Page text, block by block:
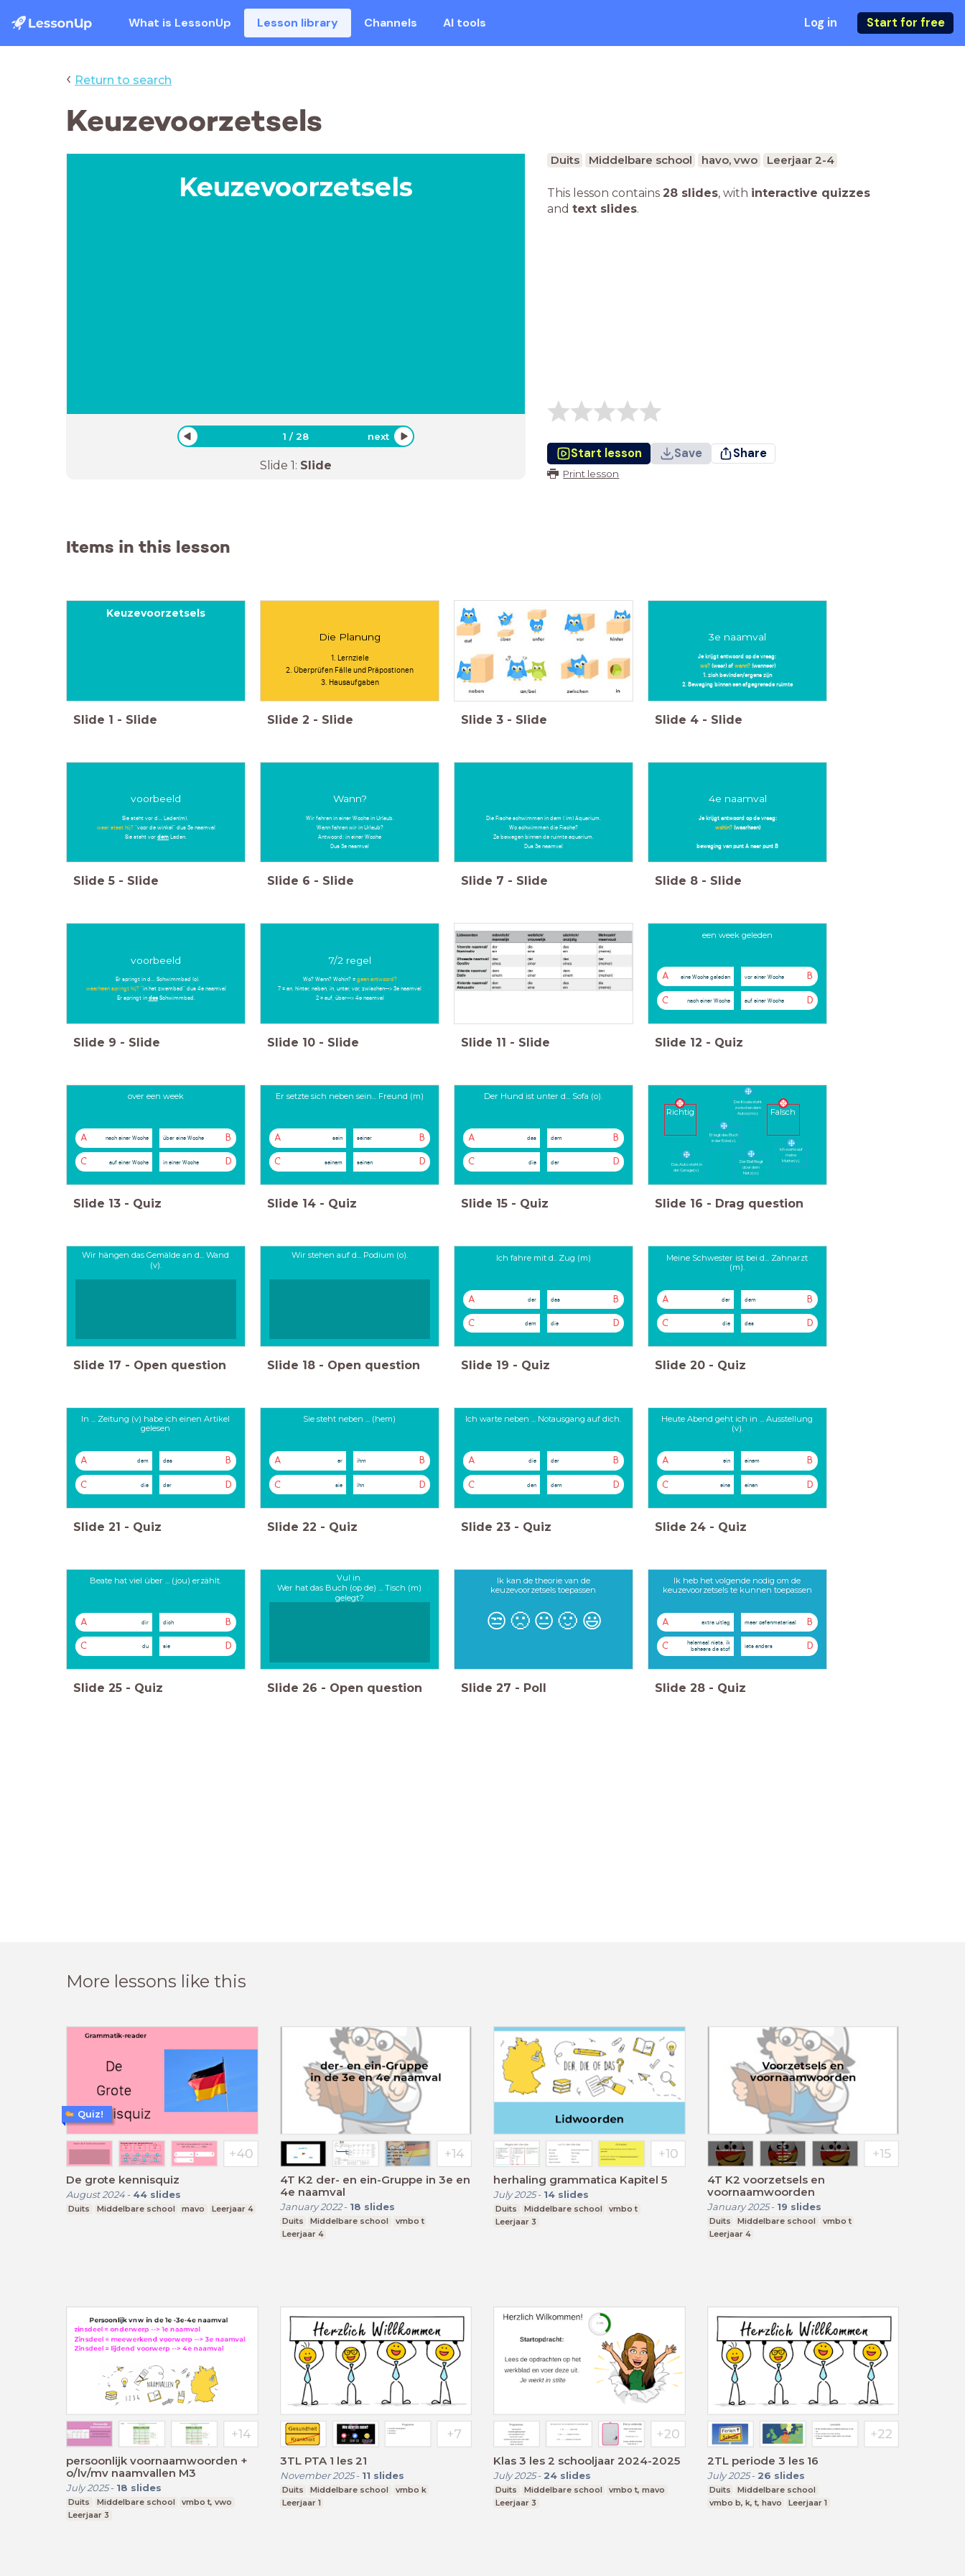
What is LessonUp Lesson library Channels AI tools Log in Start for free
‹ Return to search
Keuzevoorzetsels
Keuzevoorzetsels
1 /28 next
Slide 1: Slide
Duits Middelbare school havo, vwo Leerjaar 2-4
This lesson contains 28 slides, with interactive quizzes
and text slides.
Start lesson Save Share
Print lesson
Items in this lesson
Keuzevoorzetsels
Slide 1 - Slide
Die Planung
1. Lernziele
2. Überprüfen Fälle und Präpostionen
3. Hausaufgaben
Slide 2 - Slide Slide 3 - Slide
3e naamval
Je krijgt antwoord op de vraag:
wo?(waar) of wann?(wanneer)
1. zich bevinden/ergens zijn
2. Beweging binnen een afgegrensde ruimte
Slide 4 - Slide
voorbeeld
Sie steht vor d... Laden(m).
waar staat hij? "voor de winkel" dus 3e naamval
Sie steht vor dem Laden.
Slide 5 - Slide
Wann?
Wir fahren in einer Woche in Urlaub.
Wann fahren wir in Urlaub?
Antwoord: in einer Woche
Dus 3e naamval
Slide 6 - Slide
Die Fische schwimmen in dem ( im) Aquarium.
Wo schwimmen die Fische?
Ze bewegen binnen de ruimte aquarium.
Dus 3e naamval
Slide 7 - Slide
4e naamval
Je krijgt antwoord op de vraag:
wohin?(waarheen)
beweging van punt A naar punt B
Slide 8 - Slide
voorbeeld
Er springt in d... Schwimmbad (o).
waarheen springt hij?"in het zwembad" dus 4e naamval
Er springt in dasSchwimmbad.
Slide 9 - Slide
7/2 regel
Wo? Wann? Wohin? = geen antwoord?
7 = an, hinter, neben, in, unter, vor, zwischen--> 3e naamval
2 = auf, über--> 4e naamval
Slide 10 - Slide Slide 11 - Slide
een week geleden
A eine Woche geleden B
vor einer Woche
C nach einer Woche D
auf einer Woche
Slide 12 - Quiz
over een week
A nach einer Woche B
über eine Woche
C auf einer Woche D
in einer Woche
Slide 13 - Quiz
Er setzte sich neben sein... Freund (m)
A sein B
seiner
C seinem D
seinen
Slide 14 - Quiz
Der Hund ist unter d... Sofa (o).
A das B
dem
C die D
der
Slide 15 - Quiz
Richtig Falsch
Das Auto steht in
der Garage(v).
Er legt das Buch
in der Ecke(v).
Ich warte auf
meine
Mutter(v).
Der Koala steht
zwischen dem
Autos(mv).
Der Ball fliegt
über dem
Netz(o).
Slide 16 - Drag question
Wir hängen das Gemälde an d... Wand
(v).
Slide 17 - Open question
Wir stehen auf d... Podium (o).
Slide 18 - Open question
Ich fahre mit d.. Zug (m)
A der B
das
C dem D
die
Slide 19 - Quiz
Meine Schwester ist bei d... Zahnarzt
(m).
A der B
dem
C die D
das
Slide 20 - Quiz
In ... Zeitung (v) habe ich einen Artikel
gelesen
A dem B
das
C die D
der
Slide 21 - Quiz
Sie steht neben ... (hem)
A er B
ihm
C sie D
ihn
Slide 22 - Quiz
Ich warte neben ... Notausgang auf dich.
A die B
der
C den D
dem
Slide 23 - Quiz
Heute Abend geht ich in ... Ausstellung
(v).
A ein B
einem
C eine D
einen
Slide 24 - Quiz
Beate hat viel über ... (jou) erzählt.
A dir B
dich
C du D
sie
Slide 25 - Quiz
Vul in.
Wer hat das Buch (op de) ... Tisch (m)
gelegt?
Slide 26 - Open question
Ik kan de theorie van de
keuzevoorzetsels toepassen
😒 🙁 😐 🙂 😃
Slide 27 - Poll
Ik heb het volgende nodig om de
keuzevoorzetsels te kunnen toepassen
A extra uitleg B
meer oefenmateriaal
C
helemaal niets, ik
beheers de stof
D
iets anders
Slide 28 - Quiz
More lessons like this
De grote kennisquiz
August 2024- 44 slides
Duits Middelbare school mavo Leerjaar 4
Quiz!
4T K2 der- en ein-Gruppe in 3e en
4e naamval
January 2022- 18 slides
Duits Middelbare school
vmbo t
Leerjaar 4
herhaling grammatica Kapitel 5
July 2025- 14 slides
Duits Middelbare school
vmbo t
Leerjaar 3
4T K2 voorzetsels en
voornaamwoorden
January 2025- 19 slides
Duits Middelbare school
vmbo t
Leerjaar 4
persoonlijk voornaamwoorden +
o/lv/mv naamvallen M3
July 2025- 18 slides
Duits Middelbare school
vmbo t, vwo
Leerjaar 3
3TL PTA 1 les 21
November 2025- 11 slides
Duits Middelbare school
vmbo k
Leerjaar 1
Klas 3 les 2 schooljaar 2024-2025
July 2025- 24 slides
Duits Middelbare school
vmbo t, mavo
Leerjaar 3
2TL periode 3 les 16
July 2025- 26 slides
Duits
Middelbare school
vmbo b, k, t, havo
Leerjaar 1